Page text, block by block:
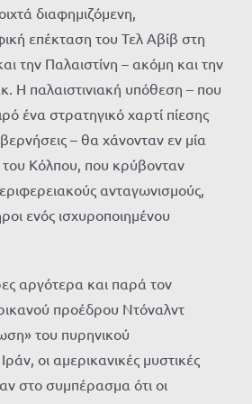
διαφημιζόμενη,
επέκταση του Τελ Αβίβ στη
την Παλαιστίνη – ακόμη και την
Η παλαιστινιακή υπόθεση – που
ένα στρατηγικό χαρτί πίεσης
– θα χάνονταν εν μία
του Κόλπου, που κρύβονταν
ανταγωνισμούς,
ενός ισχυροποιημένου
αργότερα και παρά τον
προέδρου Ντόναλντ
του πυρηνικού
οι αμερικανικές μυστικές
στο συμπέρασμα ότι οι